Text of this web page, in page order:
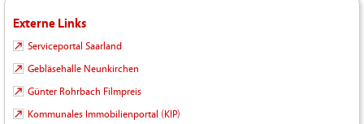
Externe Links
Serviceportal Saarland
Gebläsehalle Neunkirchen
Günter Rohrbach Filmpreis
Kommunales Immobilienportal (KIP)